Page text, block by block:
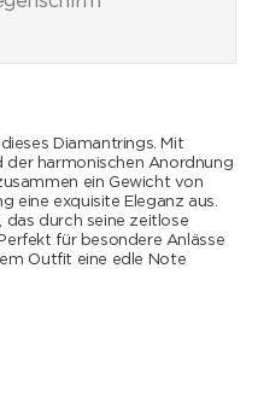
Diamantrings. Mit
der harmonischen Anordnung
ein Gewicht von
eine exquisite Eleganz aus.
das durch seine zeitlose
für besondere Anlässe
Outfit eine edle Note